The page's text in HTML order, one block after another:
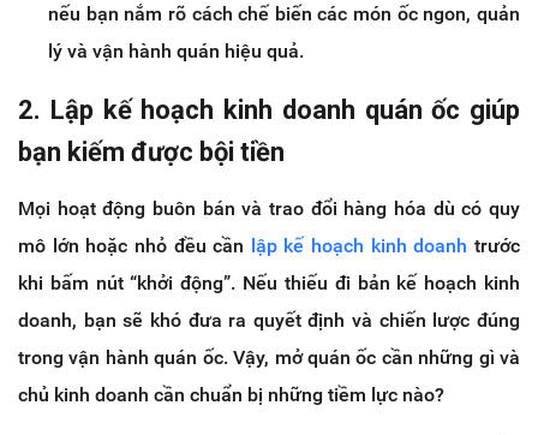
nếu bạn nắm rõ cách chế biến các món ốc ngon, quản
lý và vận hành quán hiệu quả.
2. Lập kế hoạch kinh doanh quán ốc giúp
bạn kiếm được bội tiền
Mọi hoạt động buôn bán và trao đổi hàng hóa dù có quy
mô lớn hoặc nhỏ đều cần lập kế hoạch kinh doanh trước
khi bấm nút “khởi động”. Nếu thiếu đi bản kế hoạch kinh
doanh, bạn sẽ khó đưa ra quyết định và chiến lược đúng
trong vận hành quán ốc. Vậy, mở quán ốc cần những gì và
chủ kinh doanh cần chuẩn bị những tiềm lực nào?